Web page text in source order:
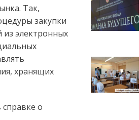
Так,
закупки
из электронных
хранящих
о